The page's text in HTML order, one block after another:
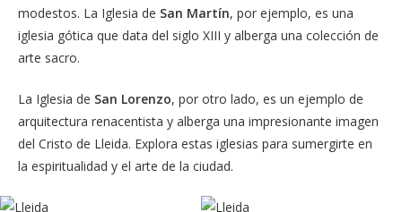
modestos. La Iglesia de San Martín, por ejemplo, es una
iglesia gótica que data del siglo XIII y alberga una colección de
arte sacro.
La Iglesia de San Lorenzo, por otro lado, es un ejemplo de
arquitectura renacentista y alberga una impresionante imagen
del Cristo de Lleida. Explora estas iglesias para sumergirte en
la espiritualidad y el arte de la ciudad.